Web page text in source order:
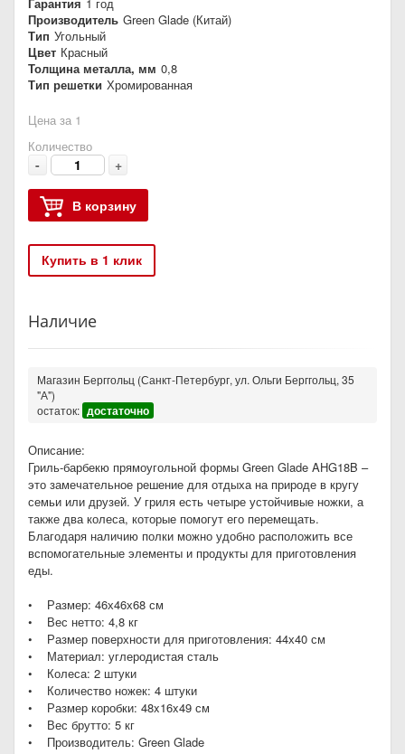
Производитель Green Glade (Китай)
Тип Угольный
Цвет Красный
Толщина металла, мм 0,8
Тип решетки Хромированная
Цена за 1
Количество
- +
В корзину
Купить в 1 клик
Наличие
Магазин Берггольц (Санкт-Петербург, ул. Ольги Берггольц, 35
"А")
остаток: достаточно
Описание:
Гриль-барбекю прямоугольной формы Green Glade AHG18B –
это замечательное решение для отдыха на природе в кругу
семьи или друзей. У гриля есть четыре устойчивые ножки, а
также два колеса, которые помогут его перемещать.
Благодаря наличию полки можно удобно расположить все
вспомогательные элементы и продукты для приготовления
еды.
• Размер: 46х46х68 см
• Вес нетто: 4,8 кг
• Размер поверхности для приготовления: 44х40 см
• Материал: углеродистая сталь
• Колеса: 2 штуки
• Количество ножек: 4 штуки
• Размер коробки: 48x16x49 см
• Вес брутто: 5 кг
• Производитель: Green Glade